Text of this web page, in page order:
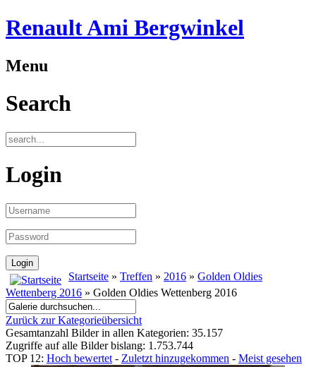
Renault Ami Bergwinkel
Menu
Search
Login
Startseite » Treffen » 2016 » Golden Oldies
Wettenberg 2016 » Golden Oldies Wettenberg 2016
Zurück zur Kategorieübersicht
Gesamtanzahl Bilder in allen Kategorien: 35.157
Zugriffe auf alle Bilder bislang: 1.753.744
TOP 12: Hoch bewertet - Zuletzt hinzugekommen - Meist gesehen